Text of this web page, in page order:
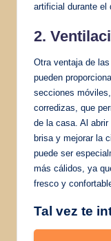
artificial durante el
2.
Otra ventaja de
pueden
secciones
corredizas, que
de la casa. Al
brisa y mejorar la
puede ser
más cálidos, ya
fresco y
Tal vez te